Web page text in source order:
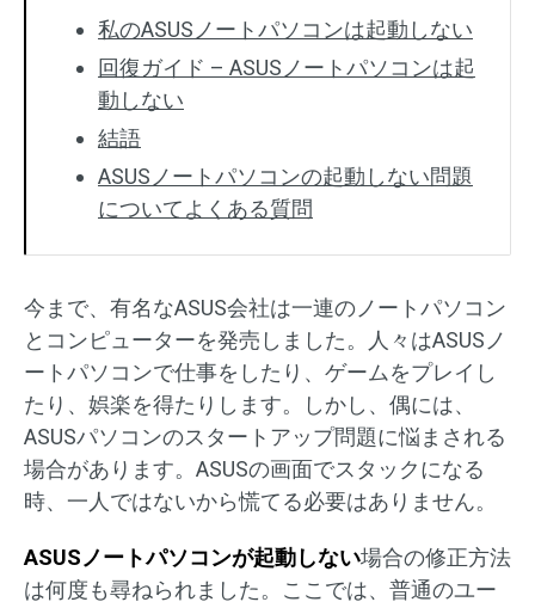
私のASUSノートパソコンは起動しない
回復ガイド – ASUSノートパソコンは起
動しない
結語
ASUSノートパソコンの起動しない問題
についてよくある質問
今まで、有名なASUS会社は一連のノートパソコン
とコンピューターを発売しました。人々はASUSノ
ートパソコンで仕事をしたり、ゲームをプレイし
たり、娯楽を得たりします。しかし、偶には、
ASUSパソコンのスタートアップ問題に悩まされる
場合があります。ASUSの画面でスタックになる
時、一人ではないから慌てる必要はありません。
ASUSノートパソコンが起動しない場合の修正方法
は何度も尋ねられました。ここでは、普通のユー